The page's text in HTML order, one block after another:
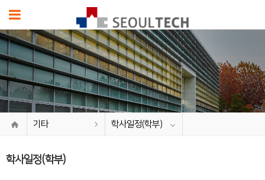
기타 학사일정(학부)
학사일정(학부)